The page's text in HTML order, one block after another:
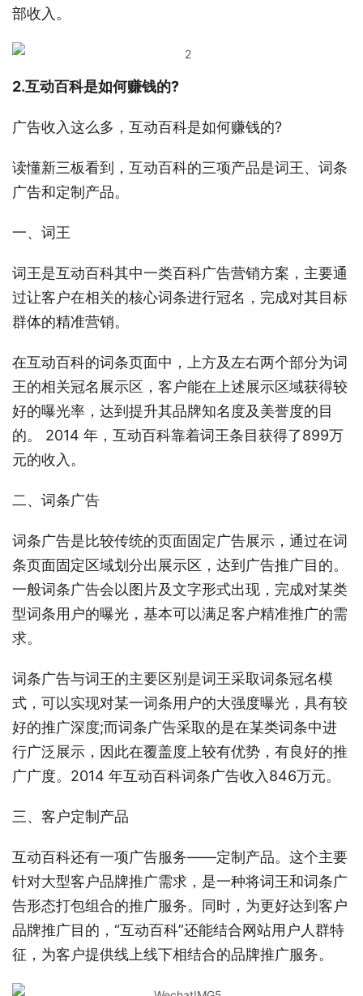
部收入。
2.互动百科是如何赚钱的?
广告收入这么多，互动百科是如何赚钱的?
读懂新三板看到，互动百科的三项产品是词王、词条
广告和定制产品。
一、词王
词王是互动百科其中一类百科广告营销方案，主要通
过让客户在相关的核心词条进行冠名，完成对其目标
群体的精准营销。
在互动百科的词条页面中，上方及左右两个部分为词
王的相关冠名展示区，客户能在上述展示区域获得较
好的曝光率，达到提升其品牌知名度及美誉度的目
的。 2014 年，互动百科靠着词王条目获得了899万
元的收入。
二、词条广告
词条广告是比较传统的页面固定广告展示，通过在词
条页面固定区域划分出展示区，达到广告推广目的。
一般词条广告会以图片及文字形式出现，完成对某类
型词条用户的曝光，基本可以满足客户精准推广的需
求。
词条广告与词王的主要区别是词王采取词条冠名模
式，可以实现对某一词条用户的大强度曝光，具有较
好的推广深度;而词条广告采取的是在某类词条中进
行广泛展示，因此在覆盖度上较有优势，有良好的推
广广度。2014 年互动百科词条广告收入846万元。
三、客户定制产品
互动百科还有一项广告服务——定制产品。这个主要
针对大型客户品牌推广需求，是一种将词王和词条广
告形态打包组合的推广服务。同时，为更好达到客户
品牌推广目的，“互动百科”还能结合网站用户人群特
征，为客户提供线上线下相结合的品牌推广服务。